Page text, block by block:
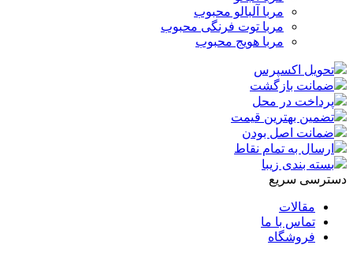
مربا آلبالو محبوب
مربا توت فرنگی محبوب
مربا هویج محبوب
تحویل اکسپرس
ضمانت بازگشت
پرداخت در محل
تضمین بهترین قیمت
ضمانت اصل بودن
ارسال به تمام نقاط
بسته بندی زیبا
دسترسی سریع
مقالات
تماس با ما
فروشگاه